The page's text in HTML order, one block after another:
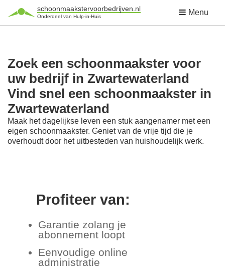
schoonmaakstervoorbedrijven.nl
Onderdeel van Hulp-in-Huis Menu
Zoek een schoonmaakster voor
uw bedrijf in Zwartewaterland
Vind snel een schoonmaakster in
Zwartewaterland
Maak het dagelijkse leven een stuk aangenamer met een
eigen schoonmaakster. Geniet van de vrije tijd die je
overhoudt door het uitbesteden van huishoudelijk werk.
Profiteer van:
Garantie zolang je
abonnement loopt
Eenvoudige online
administratie